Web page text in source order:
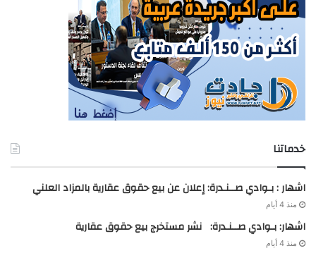
خدماتنا
اشهار : بـوادي صــنـدرة: إعلان عن بيع حقوق عقارية بالمزاد العلني
منذ 4 أيام
اشهار: بـوادي صــنـدرة: نشر مستخرج بيع حقوق عقارية
منذ 4 أيام